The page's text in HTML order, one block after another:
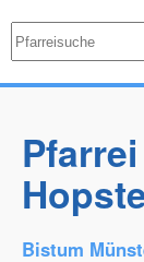
Bistum